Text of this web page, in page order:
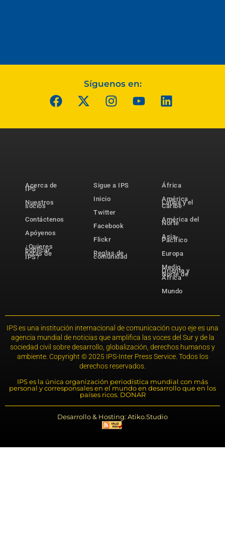
Síguenos en:
Acerca de
IPS
Nuestros
socios
Contáctenos
Apóyenos
¿Quieres
publicar
notas de
IPS?
Sigue a IPS
Inicio
Twitter
Facebook
Flickr
Reglas de
comunidad
África
América
Latina y el
Caribe
América del
Norte
Asia-
Pacífico
Europa
Medio
Oriente y
Norte de
África
Mundo
IPS es una institución internacional de comunicación cuyo eje es una
agencia mundial de noticias que amplifica las voces del Sur y de la
sociedad civil sobre desarrollo, globalización, derechos humanos y
ambiente. Copyright © 2025 IPS-Inter Press Service. Todos los
derechos reservados.
IPS es la única organización periodística mundial con más
personal y corresponsales en el mundo en desarrollo que en los
países ricos. DONAR
Desarrollo & Hosting: Atiko.Studio